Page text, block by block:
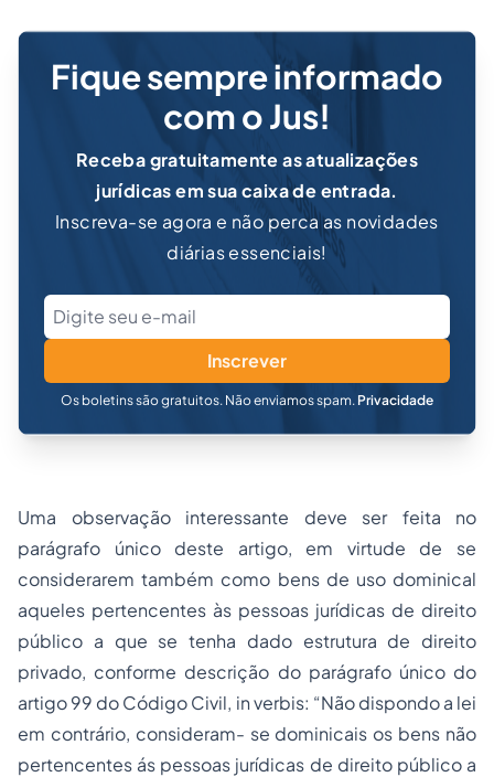
Fique sempre informado
com o Jus!
Receba gratuitamente as atualizações
jurídicas em sua caixa de entrada.
Inscreva-se agora e não perca as novidades
diárias essenciais!
Inscrever
Os boletins são gratuitos. Não enviamos spam. Privacidade
Uma observação interessante deve ser feita no
parágrafo único deste artigo, em virtude de se
considerarem também como bens de uso dominical
aqueles pertencentes às pessoas jurídicas de direito
público a que se tenha dado estrutura de direito
privado, conforme descrição do parágrafo único do
artigo 99 do Código Civil, in verbis: “Não dispondo a lei
em contrário, consideram- se dominicais os bens não
pertencentes ás pessoas jurídicas de direito público a